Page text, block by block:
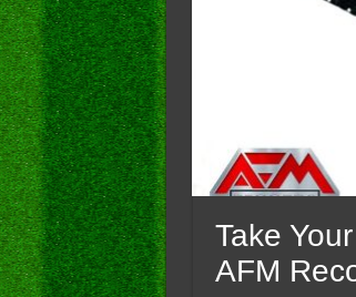
Take
AFM